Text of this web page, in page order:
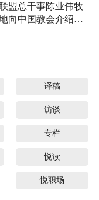
盟总干事陈业伟牧
向中国教会介绍福
译稿
访谈
专栏
悦读
悦职场